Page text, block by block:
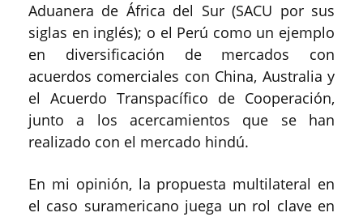
Aduanera de África del Sur (SACU por sus
siglas en inglés); o el Perú como un ejemplo
en diversificación de mercados con
acuerdos comerciales con China, Australia y
el Acuerdo Transpacífico de Cooperación,
junto a los acercamientos que se han
realizado con el mercado hindú.
En mi opinión, la propuesta multilateral en
el caso suramericano juega un rol clave en